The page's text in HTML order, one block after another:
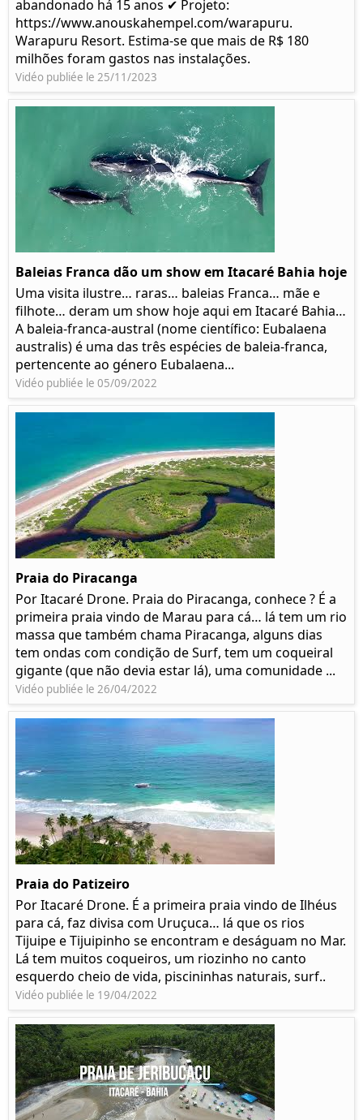
abandonado há 15 anos ✔ Projeto:
https://www.anouskahempel.com/warapuru.
Warapuru Resort. Estima-se que mais de R$ 180
milhões foram gastos nas instalações.
Vidéo publiée le 25/11/2023
Baleias Franca dão um show em Itacaré Bahia hoje
Uma visita ilustre… raras… baleias Franca… mãe e
filhote… deram um show hoje aqui em Itacaré Bahia…
A baleia-franca-austral (nome científico: Eubalaena
australis) é uma das três espécies de baleia-franca,
pertencente ao género Eubalaena...
Vidéo publiée le 05/09/2022
Praia do Piracanga
Por Itacaré Drone. Praia do Piracanga, conhece ? É a
primeira praia vindo de Marau para cá… lá tem um rio
massa que também chama Piracanga, alguns dias
tem ondas com condição de Surf, tem um coqueiral
gigante (que não devia estar lá), uma comunidade ...
Vidéo publiée le 26/04/2022
Praia do Patizeiro
Por Itacaré Drone. É a primeira praia vindo de Ilhéus
para cá, faz divisa com Uruçuca… lá que os rios
Tijuipe e Tijuipinho se encontram e deságuam no Mar.
Lá tem muitos coqueiros, um riozinho no canto
esquerdo cheio de vida, piscininhas naturais, surf..
Vidéo publiée le 19/04/2022